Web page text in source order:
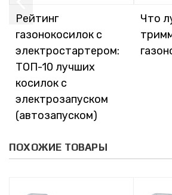
Рейтинг
газонокосилок с
электростартером:
ТОП-10 лучших
косилок с
электрозапуском
(автозапуском)
Что
ПОХОЖИЕ ТОВАРЫ